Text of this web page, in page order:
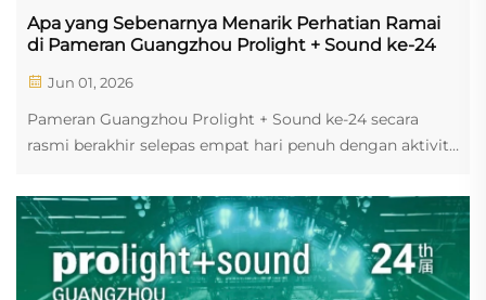
Apa yang Sebenarnya Menarik Perhatian Ramai
di Pameran Guangzhou Prolight + Sound ke-24
Jun 01, 2026
Pameran Guangzhou Prolight + Sound ke-24 secara
rasmi berakhir selepas empat hari penuh dengan aktiviti.
ini adalah bukti bahawa produk yang tepat mampu
menghentikan langkah ramai. Gerai Penuh Tenaga Di...